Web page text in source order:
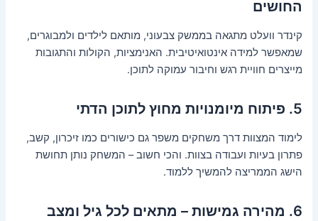
החושים
קינדר וועלט מתגאה בממשק צבעוני, מותאם לילדים ולמבוגרים,
שמאפשר למידה אינטואיטיבית. האנימציות, הקולות והתגובות
מייצרים חוויית רגש וחיבור עמוקה לתוכן.
5. פיתוח מיומנויות מחוץ לתוכן הדתי
לימוד המצוות דרך משחקים משפר גם כישורים כמו זיכרון, קשב,
פתרון בעיות ועבודה בצוות. והכי חשוב – המשחק נותן תחושת
הישג הממריצה להמשיך ללמוד.
6. מהירה גמישות – מתאים לכל גיל ומצב